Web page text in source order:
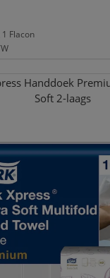
1 Flacon
Handdoek
Soft 2-laags